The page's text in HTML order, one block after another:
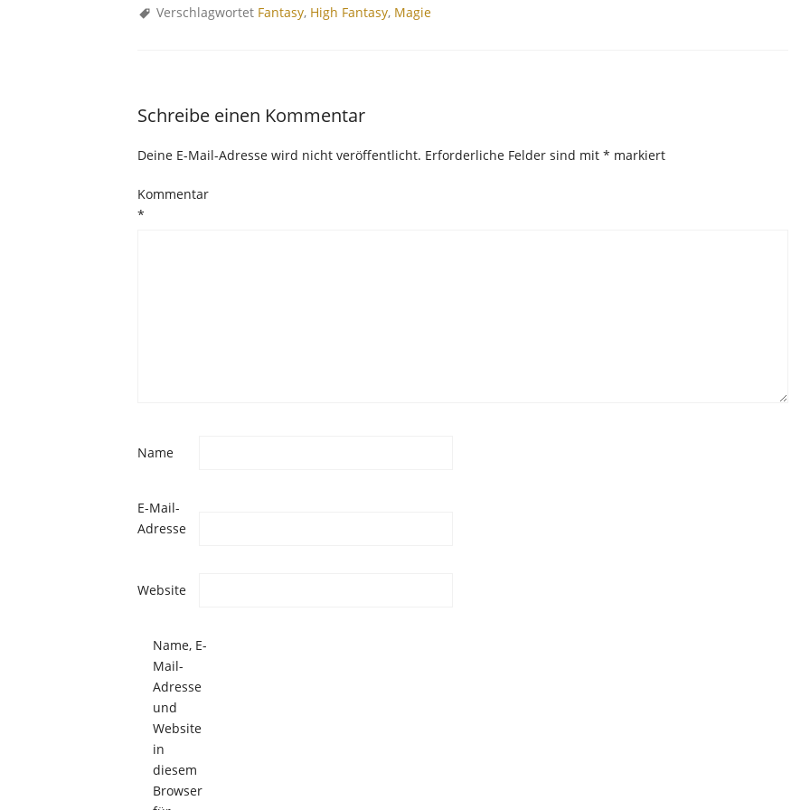
Verschlagwortet Fantasy, High Fantasy, Magie
Schreibe einen Kommentar
Deine E-Mail-Adresse wird nicht veröffentlicht. Erforderliche Felder sind mit * markiert
Kommentar
*
Name
E-Mail-
Adresse
Website
Name, E-
Mail-
Adresse
und
Website
in
diesem
Browser